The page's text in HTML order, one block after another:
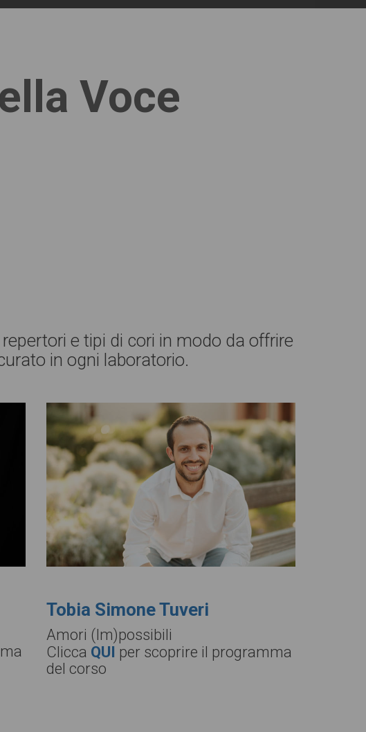
Voce
e tipi di cori in modo da offrire
in ogni laboratorio.
Tobia Simone Tuveri
Amori (Im)possibili
Clicca QUI per scoprire il programma
del corso